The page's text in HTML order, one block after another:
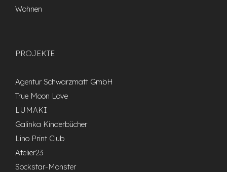
Wohnen
PROJEKTE
Agentur Schwarzmatt GmbH
True Moon Love
LUMAKI
Galinka Kinderbücher
Lino Print Club
Atelier23
Sockstar-Monster